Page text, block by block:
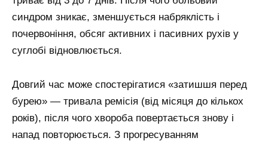
синдром зникає, зменшується набряклість і
почервоніння, обсяг активних і пасивних рухів у
суглобі відновлюється.
Довгий час може спостерігатися «затишшя перед
бурею» — тривала ремісія (від місяця до кількох
років), після чого хвороба повертається знову і
напад повторюється. З прогресуванням